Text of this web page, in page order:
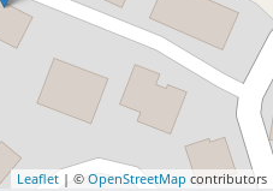
Leaflet | © OpenStreetMap contributors